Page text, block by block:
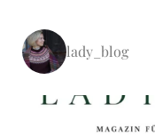
lady_blog